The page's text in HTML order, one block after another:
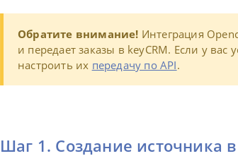
Обратите внимание! Интеграция
и передает заказы в keyCRM. Если у
настроить их передачу по API.
Шаг 1. Создание источника в